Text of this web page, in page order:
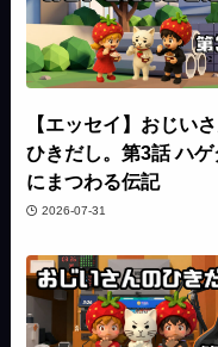
【エッセイ】おじい
ひきだし。第3話 ハゲ
にまつわる伝記
2026-07-31